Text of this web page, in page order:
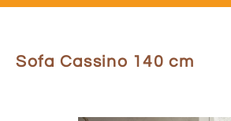
Sofa Cassino 140 cm